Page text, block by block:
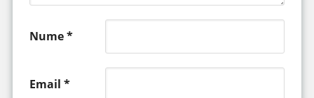
Nume*
Email *